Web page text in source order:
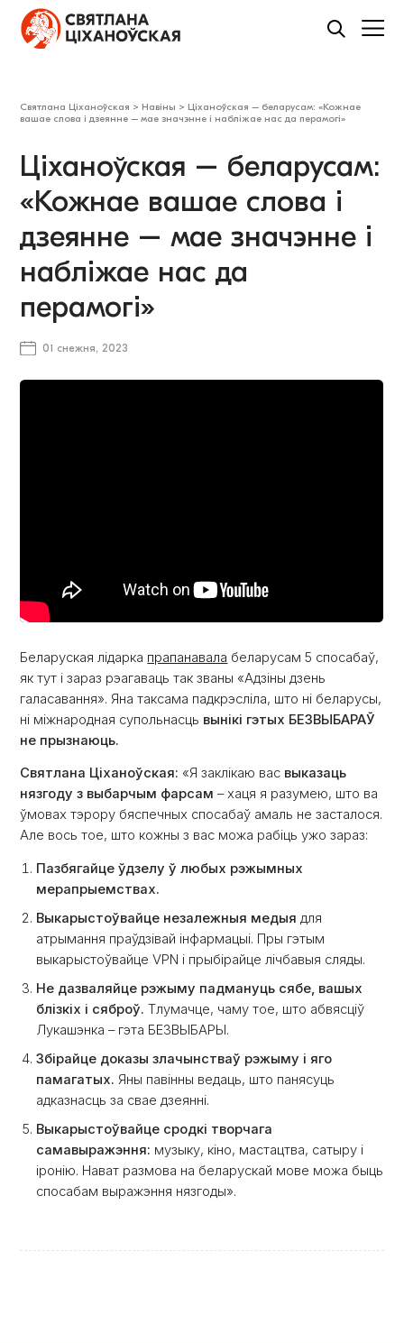
Святлана Ціханоўская > Навіны > Ціханоўская – беларусам: «Кожнае
вашае слова і дзеянне – мае значэнне і набліжае нас да перамогі»
Ціханоўская – беларусам:
«Кожнае вашае слова і
дзеянне – мае значэнне і
набліжае нас да
перамогі»
01 снежня, 2023
Беларуская лідарка прапанавала беларусам 5 спосабаў,
як тут і зараз рэагаваць так званы «Адзіны дзень
галасавання». Яна таксама падкрэсліла, што ні беларусы,
ні міжнародная супольнасць вынікі гэтых БЕЗВЫБАРАЎ
не прызнаюць.
Святлана Ціханоўская: «Я заклікаю вас выказаць
нязгоду з выбарчым фарсам – хаця я разумею, што ва
ўмовах тэрору бяспечных спосабаў амаль не засталося.
Але вось тое, што кожны з вас можа рабіць ужо зараз:
Пазбягайце ўдзелу ў любых рэжымных
мерапрыемствах.
Выкарыстоўвайце незалежныя медыя для
атрымання праўдзівай інфармацыі. Пры гэтым
выкарыстоўвайце VPN і прыбірайце лічбавыя сляды.
Не дазваляйце рэжыму падмануць сябе, вашых
блізкіх і сяброў. Тлумачце, чаму тое, што абвясціў
Лукашэнка – гэта БЕЗВЫБАРЫ.
Збірайце доказы злачынстваў рэжыму і яго
памагатых. Яны павінны ведаць, што панясуць
адказнасць за свае дзеянні.
Выкарыстоўвайце сродкі творчага
самавыражэння: музыку, кіно, мастацтва, сатыру і
іронію. Нават размова на беларускай мове можа быць
спосабам выражэння нязгоды».